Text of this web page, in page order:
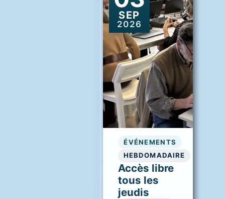
SEP
2026
ÉVÉNEMENTS
HEBDOMADAIRE
Accès libre
tous les
jeudis